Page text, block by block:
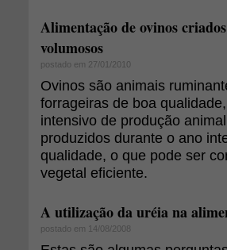
Alimentação de ovinos
volumosos
postado em 27/01/2010
Ovinos são animais
forrageiras de boa
intensivo de produção
produzidos durante o ano
qualidade, o que pode ser
vegetal eficiente.
A utilização da uréia na
postado em 14/08/2008